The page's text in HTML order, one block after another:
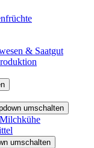
& Saatgut
umschalten
umschalten